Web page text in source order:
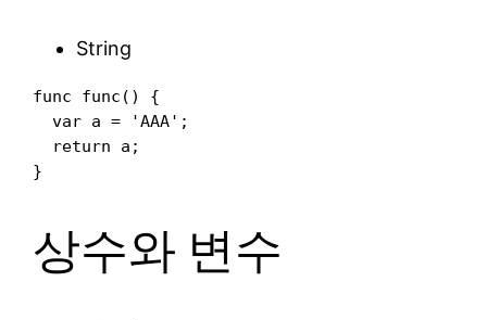
String
func func() {
  var a = 'AAA';
  return a;
상수와 변수